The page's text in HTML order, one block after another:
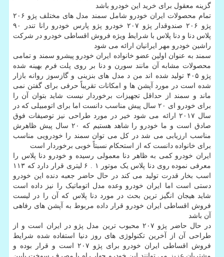
گزینه معقول برای خرید این خودرو باشد
تمام محصولات ایران خودرو شامل سمند مدل های مختلف پژو ۲۰۶
پژو ۲۰۶ صندوقدار پژو ۲۰۷ خودرو پژو پارس خودرو رانا تندر ۹۰
پلاس دنا و دنا پلاس با شرایط ویژه فروش اقساطی خودرو در شرکت
راشین خودرو مهر ایرانیان ارائه می شود
سمند به عنوان اولین عضو خانواده ایران خودرو پیشرو سمند و تمامی
محصولات مشابه آن مانند سورن و دنا بر روی پلت فرم بهینه شده
پژو ۴۰۵ تولید شده اند من د مدل های بنزینی و گازسوز روانه بازار
شده است در مورد آپشن ها و امکانات تقریباً حرفی برای گفتن نمی
ماند و سمند از حداقل تجهیزات برخوردار نیست شاید بتوان آن را
برای خودرو ای ۲۰ سال پیش مناسب دانست اما برای اتومبیلی که در
سال ۲۰۱۷ ارائه می شود خیر در مورد طراحی نیز توصیفات فوق
صادق است و ما خودرو را شاهد هستیم که ۲۰ سال پیش ظاهرش
مناسب ارزیابی می شد در کل می توان سمند را خودرویی مناسب
برای خانواده دانست که از استحکام نسبتاً خوبی برخوردار است
ایران خودرو کمی به ظاهر دنا معمولی رسیده و خودرو دنا پلاس را
معرفی نموده روی دنا پلاس یک موتور ۱ . ۶ لیتری قرار دارد که ۱۱۳
اسب بخار قدرت تولید می کند در حال حاضر جعبه دنده این خودرو
دستی است اما ایران خودرو وعده مدل اتوماتیک را نیز داده است
شاید هیجان انگیز ترین بحث در مورد دنا پلاس که آن را در لیست
فروش اقساطی ایران خودرو قرار داده مربوط به آپشن های رفاهی
آن باشد
در حال حاضر پژو ۲۰۷ محبوب ترین مدل پژو در ایران است و از
طراحی آن از آخرین تکنولوژی های روز دنیا استفاده شده شرایط
فروش اقساطی ایران خودرو برای پژو ۲۰۷ است و قرار بوده و